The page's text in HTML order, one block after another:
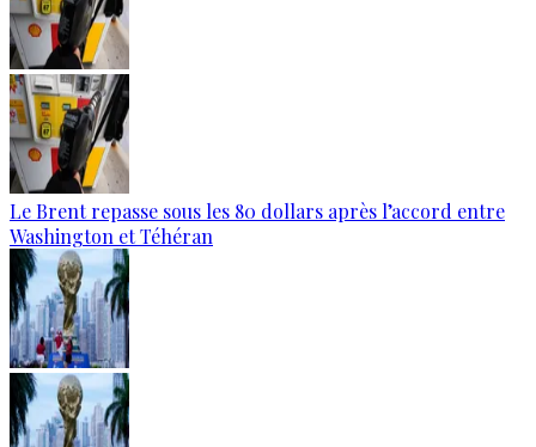
Le Brent repasse sous les 80 dollars après l’accord entre
Washington et Téhéran